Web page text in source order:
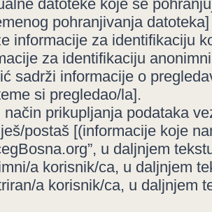
datoteke koje se
pohranjivanja
informacije za identifikaciju
za identifikaciju
sadrži informacije o
si pregledao/la].
način prikupljanja podataka
postaš [(informacije koje
u daljnjem
a korisnik/ca, u daljnjem
a korisnik/ca, u daljnjem